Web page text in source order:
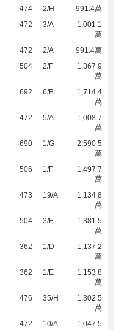
474 2/H
991.4萬
472 3/A
1,001.1
萬
472 2/A
991.4萬
504 2/F
1,367.9
萬
692 6/B
1,714.4
萬
472 5/A
1,008.7
萬
690 1/G
2,590.5
萬
506 1/F
1,497.7
萬
473 19/A
1,134.8
萬
504 3/F
1,381.5
萬
362 1/D
1,137.2
萬
362 1/E
1,153.8
萬
476 35/H
1,302.5
萬
472 10/A
1,047.5